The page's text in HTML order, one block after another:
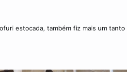
estocada, também fiz mais um